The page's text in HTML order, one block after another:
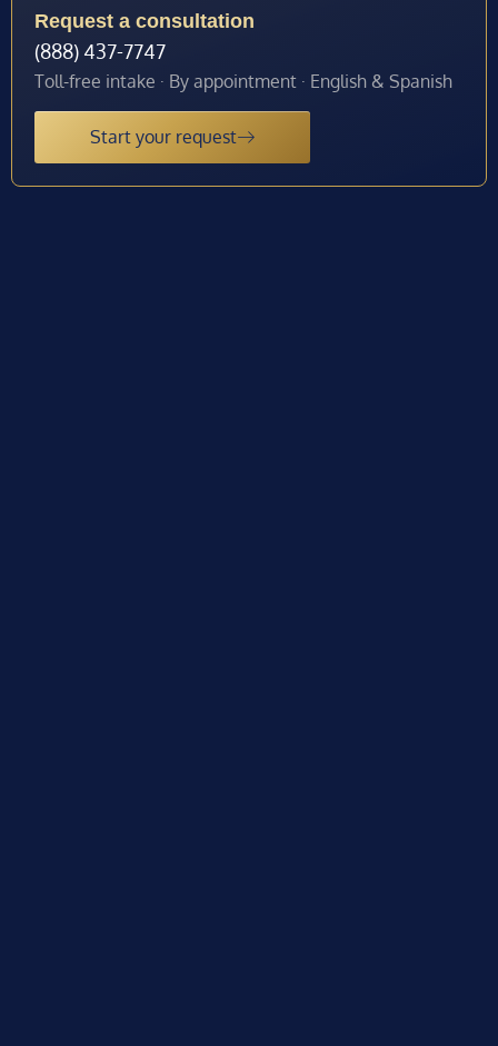
Request a consultation
(888) 437-7747
Toll-free intake · By appointment · English & Spanish
Start your request